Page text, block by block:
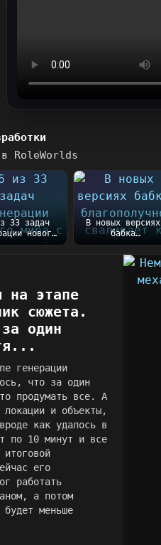
RoleWorlds
33 задач
нового
вселенной
В новых версиях
бабка
благополучно
сваливает к
сестре после
закл...
на этапе
сюжета.
один
генерации
что за один
продумать все. А
и объекты,
как удалось в
по 10 минут и все
его
работать
а потом
меньше